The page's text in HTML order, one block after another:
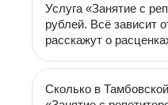
Услуга «Занятие с
рублей. Всё зависит
расскажут о
Сколько в